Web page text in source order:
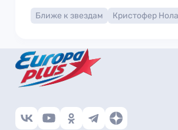
Ближе к звездам Кристофер